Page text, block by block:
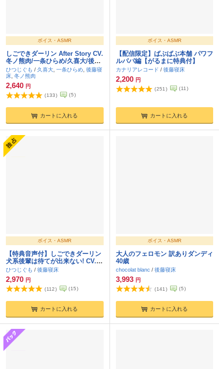
ボイス・ASMR
しごできダーリン After Story CV.
冬ノ熊肉/一条ひらめ/久喜大/後藤
寝床【がるまに限定特典音声あ
り】
ひつじぐも / 久喜大 一条ひらめ 後藤寝
床 冬ノ熊肉
2,640 円
(133) (5)
カートに入れる
ボイス・ASMR
【配信限定】ばぶばぶ本舗 パワフ
ルパパ編【がるまに特典付】
カナリアレコード / 後藤寝床
2,200 円
(251 ) ( 11 )
カートに入れる
ボイス・ASMR
【特典音声付】しごできダーリン
犬系後輩は待てが出来ない! CV.後
藤寝床【簡体中文台本/韓国語台本
付属】
ひつじぐも / 後藤寝床
2,970 円
(112) (15)
カートに入れる
ボイス・ASMR
大人のフェロモン 訳ありダンディ
40歳
chocolat blanc / 後藤寝床
3,993 円
( 141 ) (5)
カートに入れる